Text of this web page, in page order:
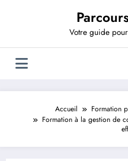
Votre guide
Accueil
Formation
Formation à la gestion de